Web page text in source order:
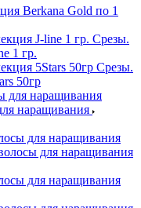
Berkana Gold по 1
Срезы.
1 гр.
Срезы.
50гр
наращивания
для наращивания
для наращивания